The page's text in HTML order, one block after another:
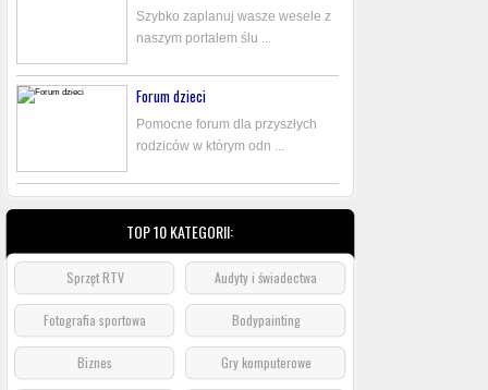
Szybko zaplanuj wasze wesele z
naszym portalem ślu ...
Forum dzieci
Pomocne forum dla przyszłych
rodziców w którym odn ...
TOP 10 KATEGORII:
Sprzęt RTV Audyty i świadectwa
Fotografia sportowa Bodypainting
Biznes Gry komputerowe